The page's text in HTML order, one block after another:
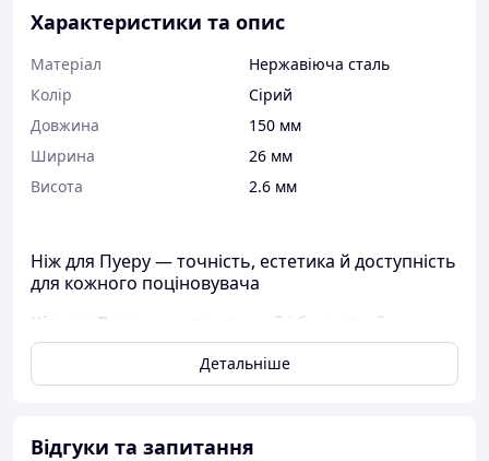
Характеристики та опис
Матеріал
Нержавіюча сталь
Колір
Сірий
Довжина
150 мм
Ширина
26 мм
Висота
2.6 мм
Ніж для Пуеру — точність, естетика й доступність
для кожного поціновувача
Ніж для Пуеру
— це практичний і бюджетний
аксесуар, який стане незамінним помічником у
розкритті смаку пресованих чаїв: пуеру, хейча, точа та
цеглинок. Компактний, зручний і безпечний у
чайного листа.
Детальніше
Відгуки та запитання